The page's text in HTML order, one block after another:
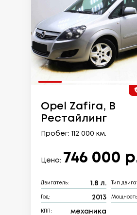
Opel Zafira, B
Рестайлинг
Пробег: 112 000 км.
Цена: 746 000
Двигатель: 1.8 л. Тип
Год: 2013
КПП: механика